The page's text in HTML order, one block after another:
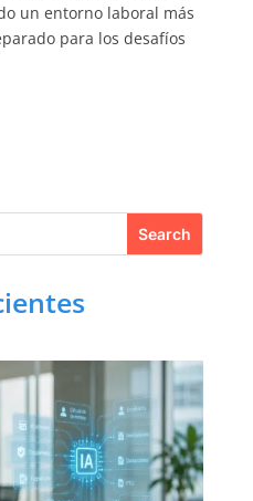
un entorno laboral más
para los desafíos